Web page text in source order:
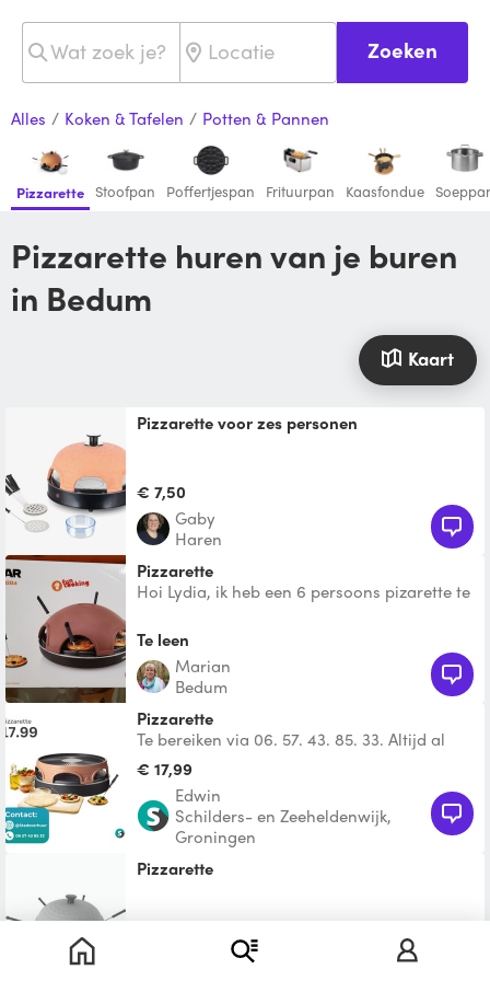
Zoeken
Alles / Koken & Tafelen / Potten & Pannen
Pizzarette Stoofpan Poffertjespan Frituurpan Kaasfondue
Pizzarette huren van je buren
in Bedum
Kaart
Pizzarette voor zes personen
€ 7,50
Gaby
Haren
Pizzarette
Hoi Lydia, ik heb een 6 persoons pizarette te
Te leen
Marian
Bedum
Pizzarette
Te bereiken via 06. 57. 43. 85. 33. Altijd al
eens de echte pizzabakker in jezelf willen
ontdekken?
€ 17,99
Edwin
Schilders- en Zeeheldenwijk,
Groningen
Pizzarette
Marloes